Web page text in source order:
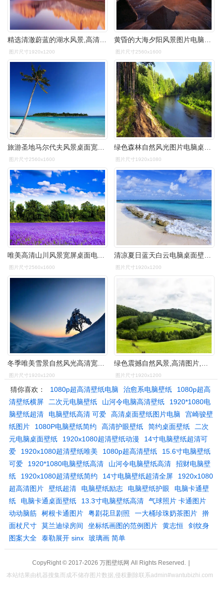
图片尺寸1920x1200 图片尺寸2560x1600
旅游圣地马尔代夫风景桌面宽屏电脑壁纸高清大图预览2560x1440_风景壁
图片尺寸2560x1600
绿色森林自然风光图片电脑桌面壁纸_风景壁纸_壁纸下载_美桌网
图片尺寸1920x1080
图片尺寸2560x1600 图片尺寸1920x1200
图片尺寸1920x1200 图片尺寸1920x1200
猜你喜欢： 1080p超高清壁纸电脑 治愈系电脑壁纸
1080p超高
清壁纸横屏
二次元电脑壁纸 山河令电脑高清壁纸
1920*1080电
脑壁纸超清
电脑壁纸高清 可爱 高清桌面壁纸图片电脑
宫崎骏壁
纸图片
1080P电脑壁纸简约 高清护眼壁纸 简约桌面壁纸
二次
元电脑桌面壁纸
1920x1080超清壁纸动漫
14寸电脑壁纸超清可
爱
1920x1080超清壁纸唯美 1080p超高清壁纸
15.6寸电脑壁纸
可爱
1920*1080电脑壁纸高清 山河令电脑壁纸高清
招财电脑壁
纸
1920x1080超清壁纸简约 14寸电脑壁纸超清全屏
1920x1080
超高清图片
壁纸超清 电脑壁纸励志 电脑壁纸护眼
电脑卡通壁
纸
电脑卡通桌面壁纸 13.3寸电脑壁纸高清
气球照片 卡通图片
动动脑筋
树根卡通图片 粤剧花旦剧照 一大桶珍珠奶茶图片
擀
面杖尺寸
莫兰迪绿房间 坐标纸画图的范例图片 黄志恒
剑纹身
图案大全
泰勒展开 sinx 玻璃画 简单
CopyRight © 2017-2026 万图壁纸网 All Rights Reserved.
|
本站结果由机器搜集而成不储存图片数据,侵权删除联系admin#wantubizhi.com